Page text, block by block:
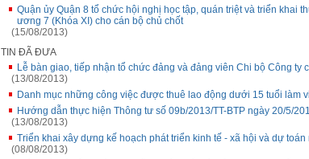
Quận ủy Quận 8 tổ chức hội nghị học tập, quán triệt và triển khai
ương 7 (Khóa XI) cho cán bộ chủ chốt
(15/08/2013)
TIN ĐÃ ĐƯA
Lễ bàn giao, tiếp nhận tổ chức đảng và đảng viên Chi bộ Công ty
(13/08/2013)
Danh mục những công việc được thuê lao động dưới 15 tuổi làm
Hướng dẫn thực hiện Thông tư số 09b/2013/TT-BTP ngày 20/5/
(13/08/2013)
Triển khai xây dựng kế hoạch phát triển kinh tế - xã hội và dự
(08/08/2013)